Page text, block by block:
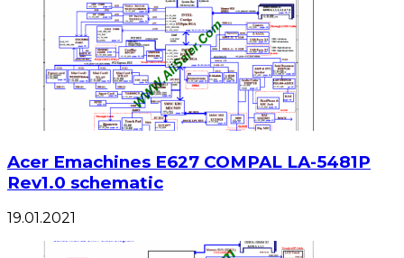
Acer Emachines E627 COMPAL LA-5481P
Rev1.0 schematic
19.01.2021